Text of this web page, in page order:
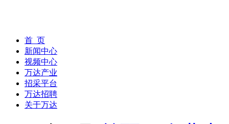
首 页
新闻中心
视频中心
万达产业
招采平台
万达招聘
关于万达